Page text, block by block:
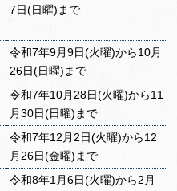
7日(日曜)まで
令和7年9月9日(火曜)から10月
26日(日曜)まで
令和7年10月28日(火曜)から11
月30日(日曜)まで
令和7年12月2日(火曜)から12
月26日(金曜)まで
令和8年1月6日(火曜)から2月